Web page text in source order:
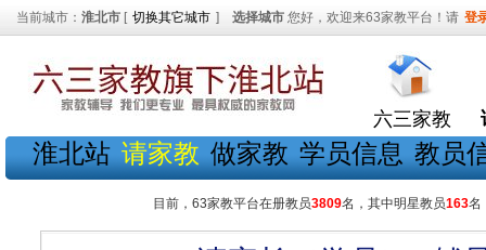
当前城市： 淮北市 [ 切换其它城市 ] 选择城市 您好，欢迎来63家教平台！请 登
六三家教
淮北站 请家教 做家教 学员信息 教员
目前，63家教平台在册教员3809名，其中明星教员163名